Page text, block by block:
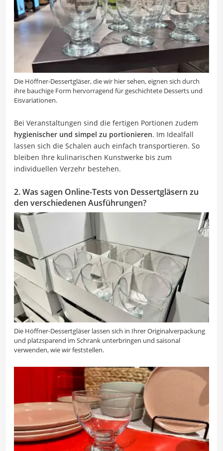
Die Höffner-Dessertgläser, die wir hier sehen, eignen sich durch
ihre bauchige Form hervorragend für geschichtete Desserts und
Eisvariationen.
Bei Veranstaltungen sind die fertigen Portionen zudem
hygienischer und simpel zu portionieren. Im Idealfall
lassen sich die Schalen auch einfach transportieren. So
bleiben Ihre kulinarischen Kunstwerke bis zum
individuellen Verzehr bestehen.
2. Was sagen Online-Tests von Dessertgläsern zu
den verschiedenen Ausführungen?
Die Höffner-Dessertgläser lassen sich in Ihrer Originalverpackung
und platzsparend im Schrank unterbringen und saisonal
verwenden, wie wir feststellen.